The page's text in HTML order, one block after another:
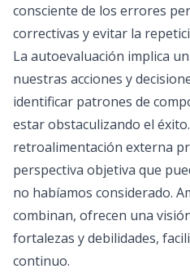
consciente de los errores
correctivas y evitar la
La autoevaluación implica
nuestras acciones y
identificar patrones de
estar obstaculizando el
retroalimentación externa
perspectiva objetiva que
no habíamos considerado.
combinan, ofrecen una
fortalezas y debilidades,
continuo.